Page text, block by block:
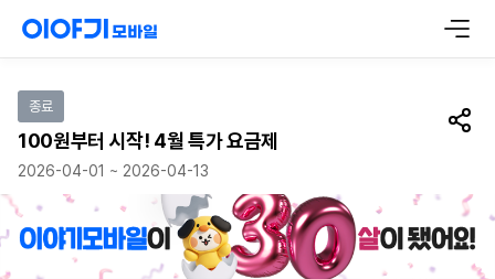
종료
100원부터 시작! 4월 특가 요금제 공유
2026-04-01 ~ 2026-04-13